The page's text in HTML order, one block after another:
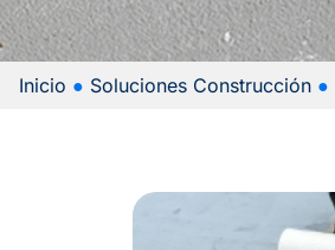
Inicio ● Soluciones Construcción ●